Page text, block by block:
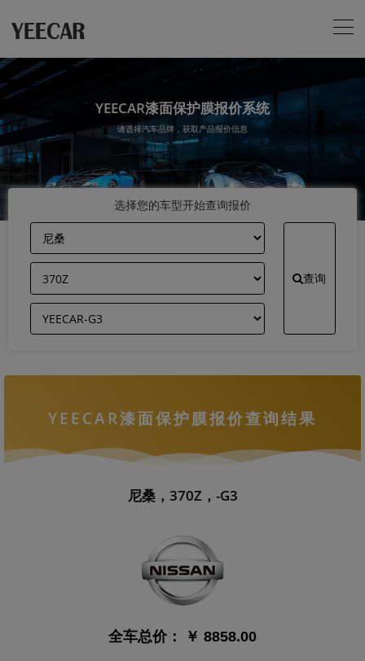
YEECAR漆面保护膜报价系统
请选择汽车品牌，获取产品报价信息
选择您的车型开始查询报价
查询
YEECAR漆面保护膜报价查询结果
尼桑，370Z，-G3
全车总价： ￥ 8858.00